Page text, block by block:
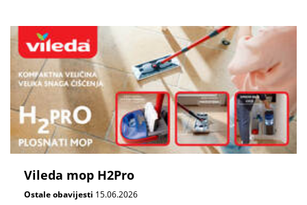
Vileda mop H2Pro
Ostale obavijesti 15.06.2026